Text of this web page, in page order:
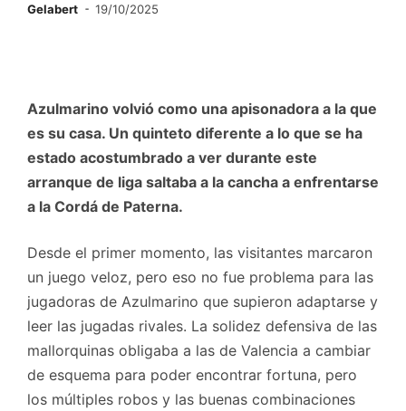
Gelabert 19/10/2025
Azulmarino volvió como una apisonadora a la que
es su casa. Un quinteto diferente a lo que se ha
estado acostumbrado a ver durante este
arranque de liga saltaba a la cancha a enfrentarse
a la Cordá de Paterna.
Desde el primer momento, las visitantes marcaron
un juego veloz, pero eso no fue problema para las
jugadoras de Azulmarino que supieron adaptarse y
leer las jugadas rivales. La solidez defensiva de las
mallorquinas obligaba a las de Valencia a cambiar
de esquema para poder encontrar fortuna, pero
los múltiples robos y las buenas combinaciones